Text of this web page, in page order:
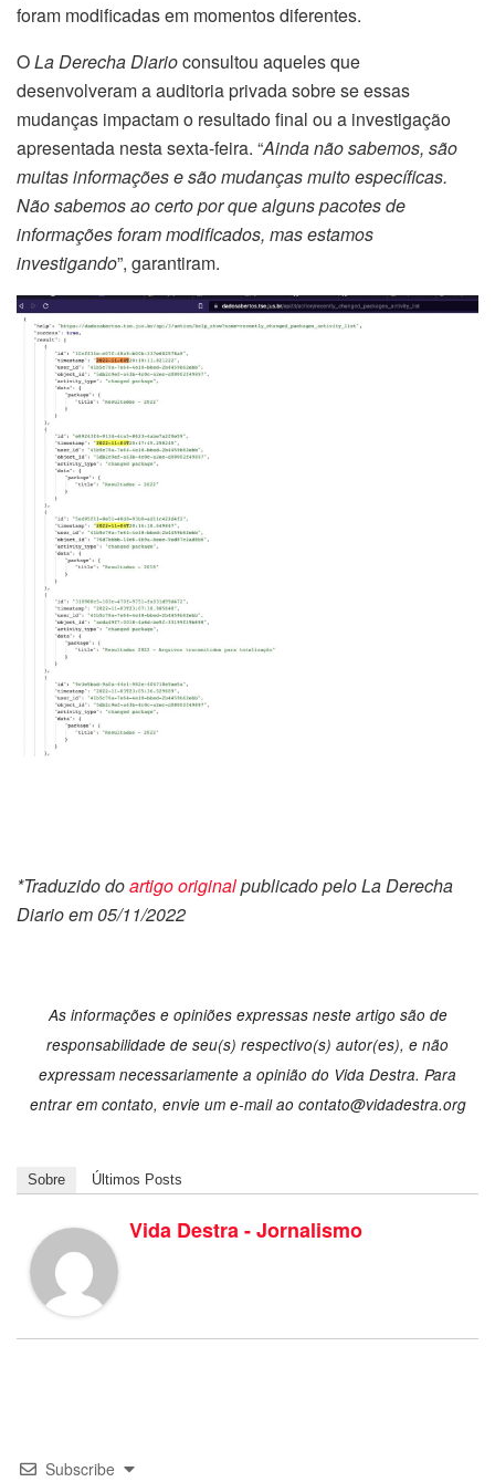
foram modificadas em momentos diferentes.
OLa Derecha Diarioconsultou aqueles que
desenvolveram a auditoria privada sobre se essas
mudanças impactam o resultado final ou a investigação
apresentada nesta sexta-feira. “Ainda não sabemos, são
muitas informações e são mudanças muito específicas.
Não sabemos ao certo por que alguns pacotes de
informações foram modificados, mas estamos
investigando”, garantiram.
*Traduzido doartigo originalpublicado pelo La Derecha
Diario em 05/11/2022
As informações e opiniões expressas neste artigo são de
responsabilidade de seu(s) respectivo(s) autor(es), e não
expressam necessariamente a opinião do Vida Destra. Para
entrar em contato, envie um e-mail ao contato@vidadestra.org
Sobre Últimos Posts
Vida Destra - Jornalismo
Subscribe